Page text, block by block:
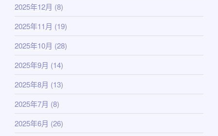
2025年12月 (8)
2025年11月 (19)
2025年10月 (28)
2025年9月 (14)
2025年8月 (13)
2025年7月 (8)
2025年6月 (26)